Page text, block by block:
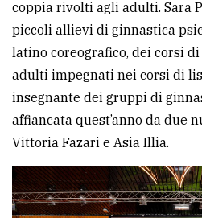
coppia rivolti agli adulti. Sara
piccoli allievi di ginnastica
latino coreografico, dei corsi
adulti impegnati nei corsi di
insegnante dei gruppi di
affiancata quest’anno da due
Vittoria Fazari e Asia Illia.